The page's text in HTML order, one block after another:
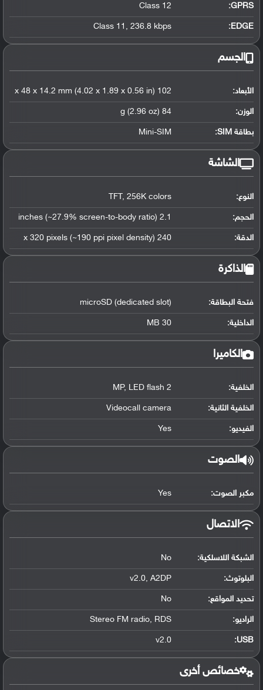
GPRS:
Class 12
EDGE:
Class 11, 236.8 kbps
الجسم
الأبعاد: 102 x 48 x 14.2 mm (4.02 x 1.89 x 0.56 in)
الوزن: 84 g (2.96 oz)
بطاقة SIM: Mini-SIM
الشاشة
النوع: TFT, 256K colors
الحجم: 2.1 inches (~27.9% screen-to-body ratio)
الدقة: 240 x 320 pixels (~190 ppi pixel density)
الذاكرة
فتحة البطاقة: microSD (dedicated slot)
الداخلية: 30 MB
الكاميرا
الخلفية: 2 MP, LED flash
الخلفية الثانية: Videocall camera
الفيديو: Yes
الصوت
مكبر الصوت: Yes
الاتصال
الشبكة اللاسلكية: No
البلوتوث:
v2.0, A2DP
تحديد المواقع:
No
الراديو: Stereo FM radio, RDS
USB
:
v2.0
خصائص أخرى